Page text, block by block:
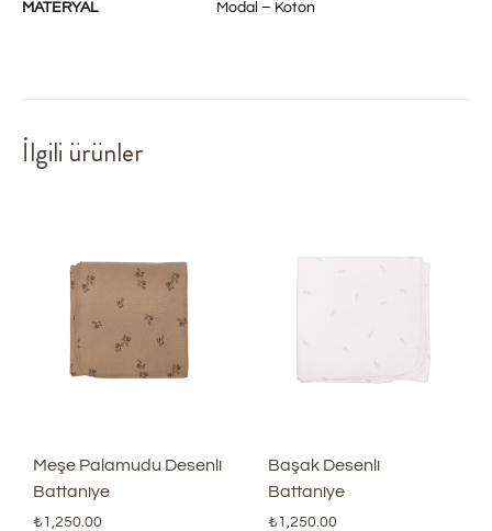
MATERYAL Modal – Koton
İlgili ürünler
Meşe Palamudu Desenli
Battaniye
₺1,250.00
Başak Desenli
Battaniye
₺1,250.00